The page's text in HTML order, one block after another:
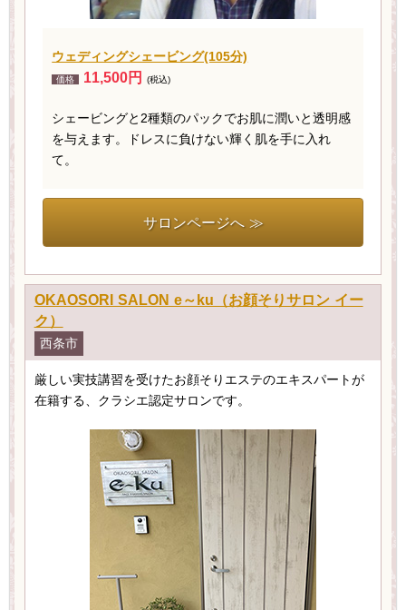
ウェディングシェービング(105分)
価格 11,500円 (税込)
シェービングと2種類のパックでお肌に潤いと透明感
を与えます。ドレスに負けない輝く肌を手に入れ
て。
サロンページへ ≫
OKAOSORI SALON e～ku（お顔そりサロン イー
ク）
西条市
厳しい実技講習を受けたお顔そりエステのエキスパートが
在籍する、クラシエ認定サロンです。